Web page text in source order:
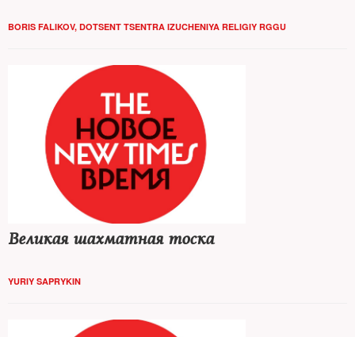
BORIS FALIKOV, DOTSENT TSENTRA IZUCHENIYA RELIGIY RGGU
Великая шахматная тоска
YURIY SAPRYKIN